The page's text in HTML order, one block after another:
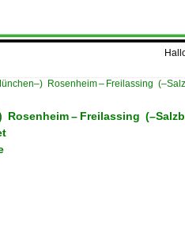
Rosenheim – Freilassing
– Freilassing